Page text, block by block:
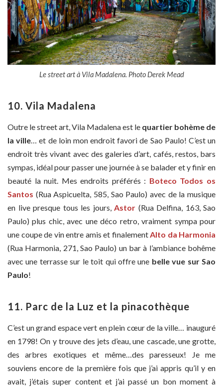
Le street art à Vila Madalena. Photo Derek Mead
10. Vila Madalena
Outre le street art, Vila Madalena est le quartier bohème de
la ville… et de loin mon endroit favori de Sao Paulo! C’est un
endroit très vivant avec des galeries d’art, cafés, restos, bars
sympas, idéal pour passer une journée à se balader et y finir en
beauté la nuit. Mes endroits préférés : Boteco Todos os
Santos (Rua Aspicuelta, 585, Sao Paulo) avec de la musique
en live presque tous les jours, Astor (Rua Delfina, 163, Sao
Paulo) plus chic, avec une déco retro, vraiment sympa pour
une coupe de vin entre amis et finalementAlto da Harmonia
(Rua Harmonia, 271, Sao Paulo) un bar à l’ambiance bohême
avec une terrasse sur le toit qui offre une belle vue sur Sao
Paulo!
11. Parc de la Luz et la pinacothèque
C’est un grand espace vert en plein cœur de la ville… inauguré
en 1798! On y trouve des jets d’eau, une cascade, une grotte,
des arbres exotiques et même…des paresseux! Je me
souviens encore de la première fois que j’ai appris qu’il y en
avait, j’étais super content et j’ai passé un bon moment à